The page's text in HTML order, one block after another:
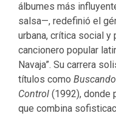
álbumes más
salsa—, redefinió el
urbana, crítica social
cancionero popular
Navaja”. Su carrera
títulos como
Control (1992), donde
que combina